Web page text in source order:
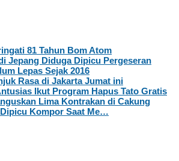
81 Tahun Bom Atom
Jepang Diduga Dipicu Pergeseran
Lepas Sejak 2016
Rasa di Jakarta Jumat ini
Ikut Program Hapus Tato Gratis
Lima Kontrakan di Cakung
Kompor Saat Me…